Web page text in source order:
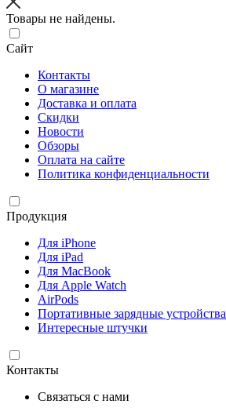
Товары не найдены.
Сайт
Контакты
О магазине
Доставка и оплата
Скидки
Новости
Обзоры
Оплата на сайте
Политика конфиденциальности
Продукция
Для iPhone
Для iPad
Для MacBook
Для Apple Watch
AirPods
Портативные зарядные устройства
Интересные штучки
Контакты
Связаться с нами